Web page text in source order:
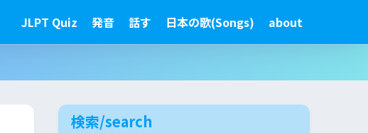
JLPT Quiz 発音 話す 日本の歌(Songs) about
検索/search